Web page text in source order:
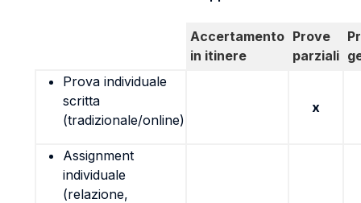
Accertamento
in itinere
Prove
parziali
Prova individuale
scritta
(tradizionale/online)
x
Assignment
individuale
(relazione,